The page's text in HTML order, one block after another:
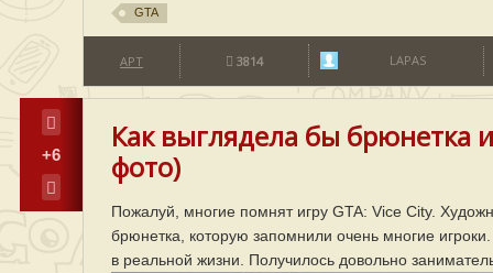
GTA
АРТ 3814 LAPAS
+6
Как выглядела бы брюнетка
фото)
Пожалуй, многие помнят игру GTA: Vice City.
брюнетка, которую запомнили очень многие
в реальной жизни. Получилось довольно